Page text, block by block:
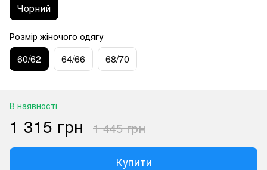
Чорний
Розмір жіночого одягу
60/62 64/66 68/70
В наявності
1 315 грн 1 445 грн
Купити